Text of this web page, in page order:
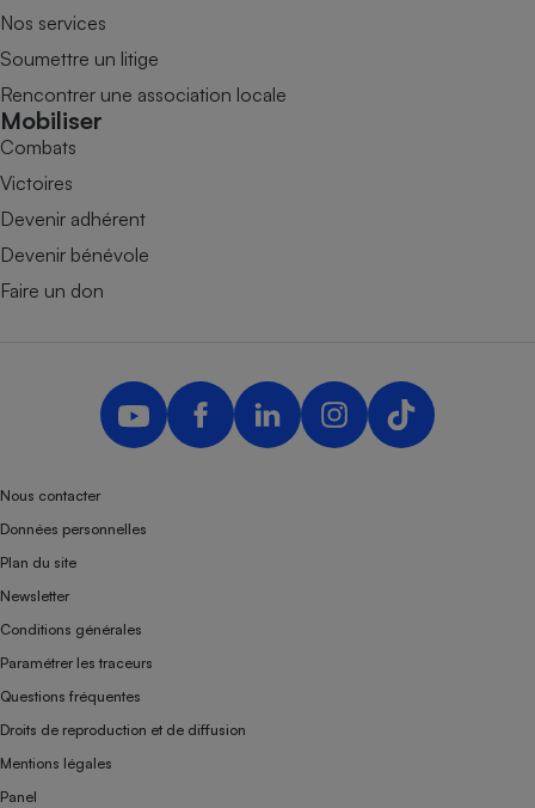
Nos services
Soumettre un litige
Rencontrer une association locale
Mobiliser
Combats
Victoires
Devenir adhérent
Devenir bénévole
Faire un don
Nous contacter
Données personnelles
Plan du site
Newsletter
Conditions générales
Paramétrer les traceurs
Questions fréquentes
Droits de reproduction et de diffusion
Mentions légales
Panel